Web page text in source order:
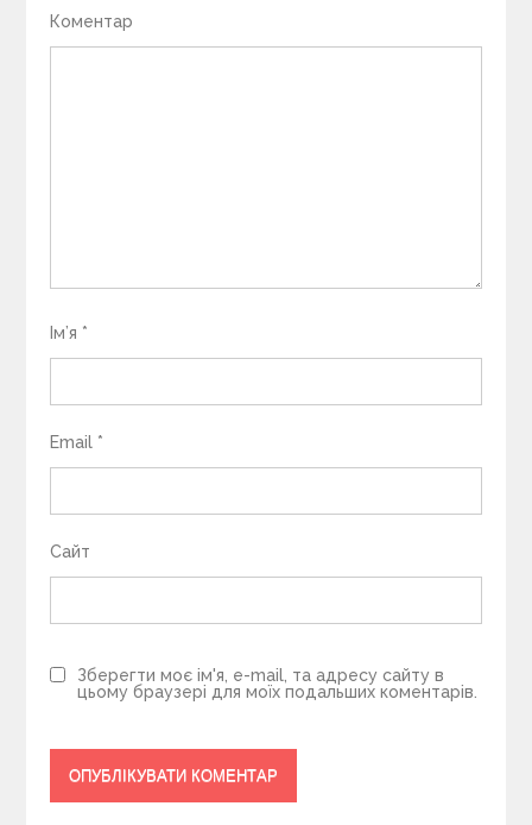
Коментар
Ім’я *
Email *
Сайт
Зберегти моє ім'я, e-mail, та адресу сайту в
цьому браузері для моїх подальших коментарів.